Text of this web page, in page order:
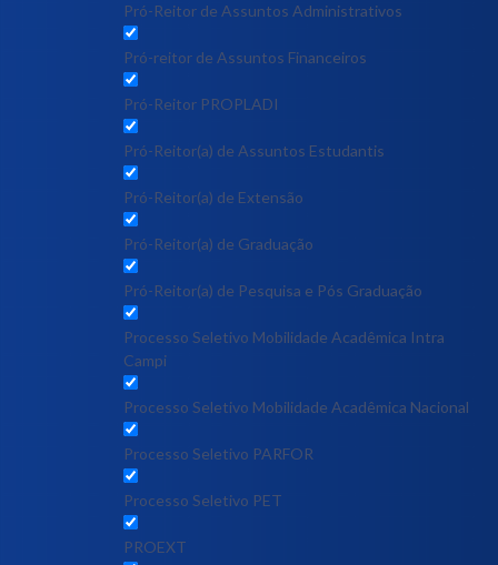
Pró-Reitor de Assuntos Administrativos
Pró-reitor de Assuntos Financeiros
Pró-Reitor PROPLADI
Pró-Reitor(a) de Assuntos Estudantis
Pró-Reitor(a) de Extensão
Pró-Reitor(a) de Graduação
Pró-Reitor(a) de Pesquisa e Pós Graduação
Processo Seletivo Mobilidade Acadêmica Intra
Campi
Processo Seletivo Mobilidade Acadêmica Nacional
Processo Seletivo PARFOR
Processo Seletivo PET
PROEXT